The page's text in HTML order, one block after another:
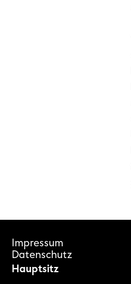
Impressum
Datenschutz
Hauptsitz